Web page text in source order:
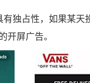
独占性，如果某天
开屏广告。